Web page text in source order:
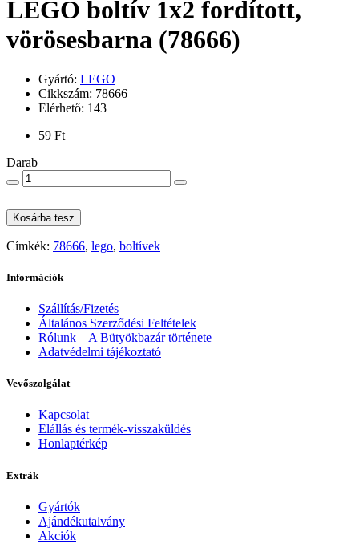
LEGO boltív 1x2 fordított,
vörösesbarna (78666)
Gyártó: LEGO
Cikkszám: 78666
Elérhető: 143
59 Ft
Darab
Kosárba tesz
Címkék: 78666, lego, boltívek
Információk
Szállítás/Fizetés
Általános Szerződési Feltételek
Rólunk – A Bütyökbazár története
Adatvédelmi tájékoztató
Vevőszolgálat
Kapcsolat
Elállás és termék-visszaküldés
Honlaptérkép
Extrák
Gyártók
Ajándékutalvány
Akciók